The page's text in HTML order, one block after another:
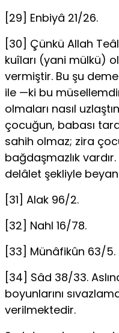
[29] Enbiyâ 21/26.
[30] Çünkü Allah
kuîları (yani mülkü)
vermiştir. Bu şu
ile —ki bu
olmaları nasıl
çocuğun, babası
sahih olmaz; zira
bağdaşmazlık
delâlet şekliyle
[31] Alak 96/2.
[32] Nahl 16/78.
[33] Münâfikûn 63/5.
[34] Sâd 38/33.
boyunlarını
verilmektedir.